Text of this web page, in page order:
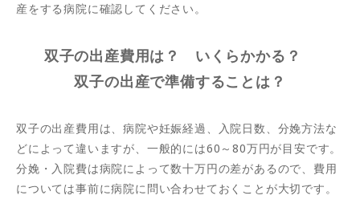
産をする病院に確認してください。
双子の出産費用は？ いくらかかる？
双子の出産で準備することは？
双子の出産費用は、病院や妊娠経過、入院日数、分娩方法な
どによって違いますが、一般的には60～80万円が目安です。
分娩・入院費は病院によって数十万円の差があるので、費用
については事前に病院に問い合わせておくことが大切です。